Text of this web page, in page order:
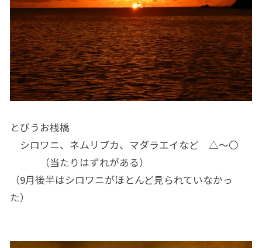
とびうお桟橋
シロワニ、ネムリブカ、マダラエイなど △～〇
（当たりはずれがある）
（9月後半はシロワニがほとんど見られていなかっ
た）